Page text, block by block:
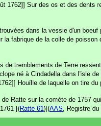
1762]] Sur des os et des dents
dans la vessie d'un boeuf
fabrique de la colle de poisson
tremblements de Terre
né à Cindadella dans l'isle
Houïlle de laquelle on tire
Ratte sur la comète de 1757
[(Ratte 61 )](AAS , Registre